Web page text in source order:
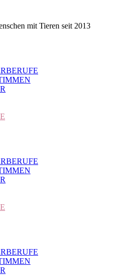
mit Tieren seit 2013